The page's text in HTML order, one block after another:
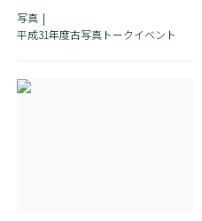
写真
平成31年度古写真トークイベント